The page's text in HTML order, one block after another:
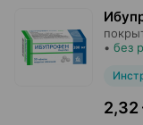
• без
2,32